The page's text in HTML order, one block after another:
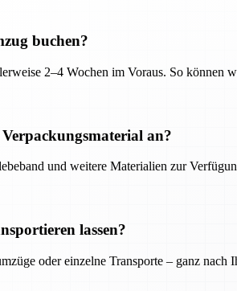
buchen?
2–4 Wochen im Voraus. So können
an?
und weitere Materialien zur
lassen?
oder einzelne Transporte – ganz nach